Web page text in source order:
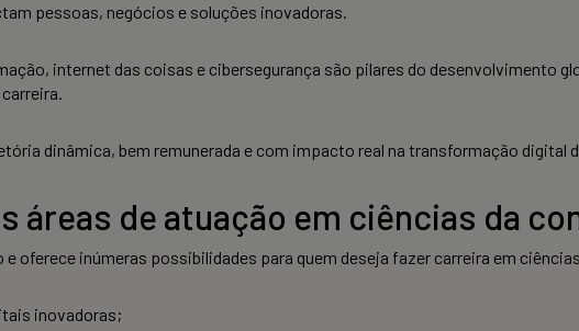
pessoas, negócios e soluções inovadoras.
internet das coisas e cibersegurança são pilares do desenvolvimento
dinâmica, bem remunerada e com impacto real na transformação digital
áreas de atuação em ciências da
oferece inúmeras possibilidades para quem deseja fazer carreira em
inovadoras;